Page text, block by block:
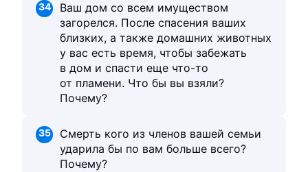
34
Ваш дом со всем имуществом
загорелся. После спасения ваших
близких, а также домашних животных
у вас есть время, чтобы забежать
в дом и спасти еще что-то
от пламени. Что бы вы взяли?
Почему?
35
Смерть кого из членов вашей семьи
ударила бы по вам больше всего?
Почему?